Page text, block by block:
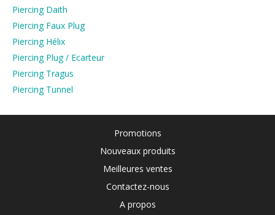
Piercing Daith
Piercing Faux Plug
Piercing Hélix
Piercing Plug / Ecarteur
Piercing Tragus
Piercing Tunnel
Promotions
Nouveaux produits
Meilleures ventes
Contactez-nous
A propos